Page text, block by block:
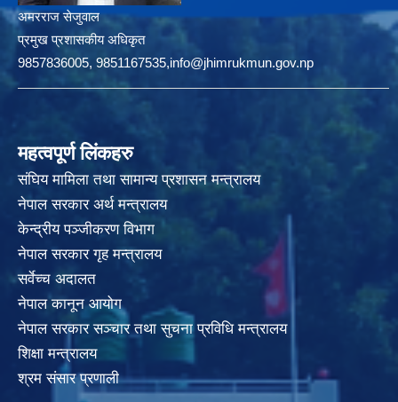
अमरराज सेजुवाल
प्रमुख प्रशासकीय अधिकृत
9857836005, 9851167535,info@jhimrukmun.gov.np
महत्वपूर्ण लिंकहरु
संघिय मामिला तथा सामान्य प्रशासन मन्त्रालय
नेपाल सरकार अर्थ मन्त्रालय
केन्द्रीय पञ्जीकरण विभाग
नेपाल सरकार गृह मन्त्रालय
सर्वेच्च अदालत
नेपाल कानून आयोग
नेपाल सरकार सञ्चार तथा सुचना प्रविधि मन्त्रालय
शिक्षा मन्त्रालय
श्रम संसार प्रणाली